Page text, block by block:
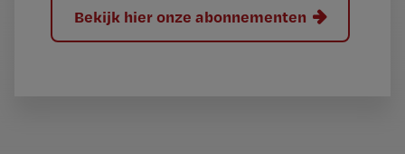
Bekijk hier onze abonnementen